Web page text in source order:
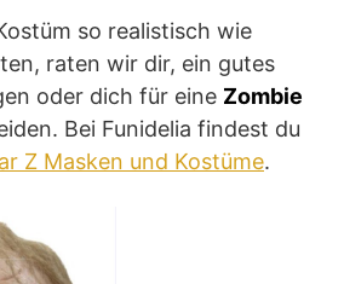
so realistisch wie
raten wir dir, ein gutes
oder dich für eine Zombie
Bei Funidelia findest du
Z Masken und Kostüme.